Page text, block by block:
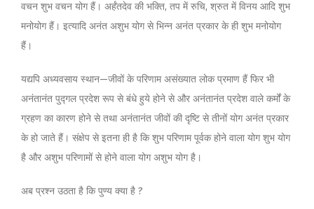
वचन शुभ वचन योग हैं। अर्हंतदेव की भक्ति, तप में रुचि, श्रुत में विनय आदि शुभ
मनोयोग हैं। इत्यादि अनंत अशुभ योग से भिन्न अनंत प्रकार के ही शुभ मनोयोग
हैं।
यद्यपि अध्यवसाय स्थान—जीवों के परिणाम असंख्यात लोक प्रमाण हैं फिर भी
अनंतानंत पुद्गल प्रदेश रूप से बंधे हुये होने से और अनंतानंत प्रदेश वाले कर्मों के
ग्रहण का कारण होने से तथा अनंतानंत जीवों की दृष्टि से तीनों योग अनंत प्रकार
के हो जाते हैं। संक्षेप से इतना ही है कि शुभ परिणाम पूर्वक होने वाला योग शुभ योग
है और अशुभ परिणामों से होने वाला योग अशुभ योग है।
अब प्रश्न उठता है कि पुण्य क्या है ?